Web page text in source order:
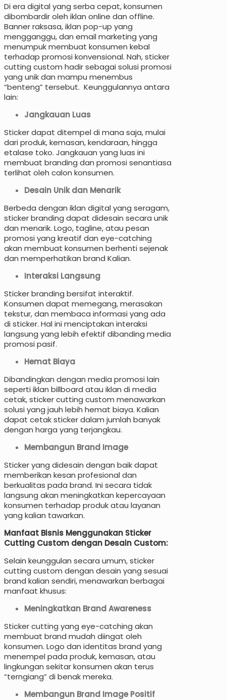
Di era digital yang serba cepat, konsumen
dibombardir oleh iklan online dan offline.
Banner raksasa, iklan pop-up yang
mengganggu, dan email marketing yang
menumpuk membuat konsumen kebal
terhadap promosi konvensional. Nah, sticker
cutting custom hadir sebagai solusi promosi
yang unik dan mampu menembus
“benteng” tersebut. Keunggulannya antara
lain:
Jangkauan Luas
Sticker dapat ditempel di mana saja, mulai
dari produk, kemasan, kendaraan, hingga
etalase toko. Jangkauan yang luas ini
membuat branding dan promosi senantiasa
terlihat oleh calon konsumen.
Desain Unik dan Menarik
Berbeda dengan iklan digital yang seragam,
sticker branding dapat didesain secara unik
dan menarik. Logo, tagline, atau pesan
promosi yang kreatif dan eye-catching
akan membuat konsumen berhenti sejenak
dan memperhatikan brand Kalian.
Interaksi Langsung
Sticker branding bersifat interaktif.
Konsumen dapat memegang, merasakan
tekstur, dan membaca informasi yang ada
di sticker. Hal ini menciptakan interaksi
langsung yang lebih efektif dibanding media
promosi pasif.
Hemat Biaya
Dibandingkan dengan media promosi lain
seperti iklan billboard atau iklan di media
cetak, sticker cutting custom menawarkan
solusi yang jauh lebih hemat biaya. Kalian
dapat cetak sticker dalam jumlah banyak
dengan harga yang terjangkau.
Membangun Brand Image
Sticker yang didesain dengan baik dapat
memberikan kesan profesional dan
berkualitas pada brand. Ini secara tidak
langsung akan meningkatkan kepercayaan
konsumen terhadap produk atau layanan
yang kalian tawarkan.
Manfaat Bisnis Menggunakan Sticker
Cutting Custom dengan Desain Custom:
Selain keunggulan secara umum, sticker
cutting custom dengan desain yang sesuai
brand kalian sendiri, menawarkan berbagai
manfaat khusus:
Meningkatkan Brand Awareness
Sticker cutting yang eye-catching akan
membuat brand mudah diingat oleh
konsumen. Logo dan identitas brand yang
menempel pada produk, kemasan, atau
lingkungan sekitar konsumen akan terus
“terngiang” di benak mereka.
Membangun Brand Image Positif